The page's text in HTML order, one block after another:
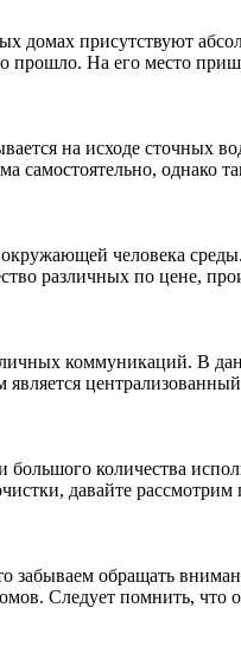
присутствуют
На его место
на исходе сточных
самостоятельно, однако
человека
различных по цене,
коммуникаций. В
большого количества
давайте
обращать
Следует помнить, что